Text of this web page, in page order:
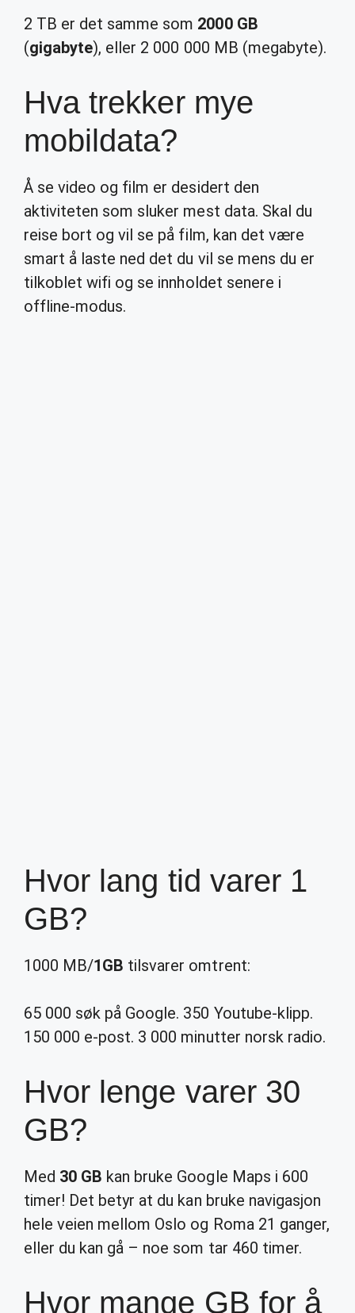
2 TB er det samme som 2000 GB
(gigabyte), eller 2 000 000 MB (megabyte).
Hva trekker mye
mobildata?
Å se video og film er desidert den
aktiviteten som sluker mest data. Skal du
reise bort og vil se på film, kan det være
smart å laste ned det du vil se mens du er
tilkoblet wifi og se innholdet senere i
offline-modus.
Hvor lang tid varer 1
GB?
1000 MB/1GB tilsvarer omtrent:
65 000 søk på Google. 350 Youtube-klipp.
150 000 e-post. 3 000 minutter norsk radio.
Hvor lenge varer 30
GB?
Med 30 GB kan bruke Google Maps i 600
timer! Det betyr at du kan bruke navigasjon
hele veien mellom Oslo og Roma 21 ganger,
eller du kan gå – noe som tar 460 timer.
Hvor mange GB for å